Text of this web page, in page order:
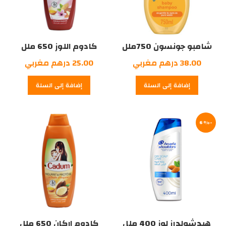
شامبو جونسون 750ملل
38.00درهم مغربي
إضافة إلى السلة
كادوم اللوز 650 ملل
25.00 درهم مغربي
إضافة إلى السلة
-6%